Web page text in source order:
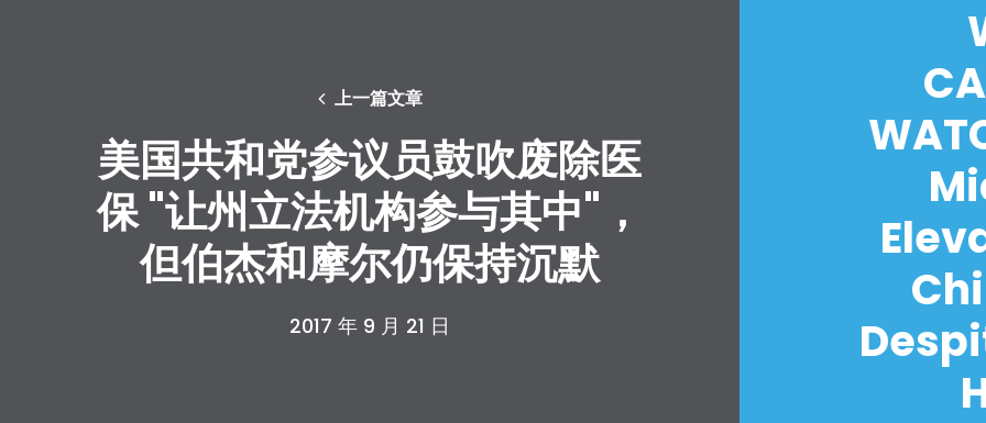
上一篇文章
美国共和党参议员鼓吹废除医
保 "让州立法机构参与其中"，
但伯杰和摩尔仍保持沉默
2017 年 9 月 21 日